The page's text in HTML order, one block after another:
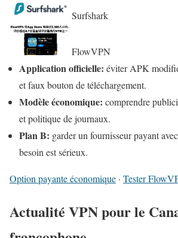
Surfshark
FlowVPN
Application officielle: éviter APK
et faux bouton de téléchargement.
Modèle économique: comprendre
et politique de journaux.
Plan B: garder un fournisseur payant
besoin est sérieux.
Option payante économique · Tester
Actualité VPN pour le